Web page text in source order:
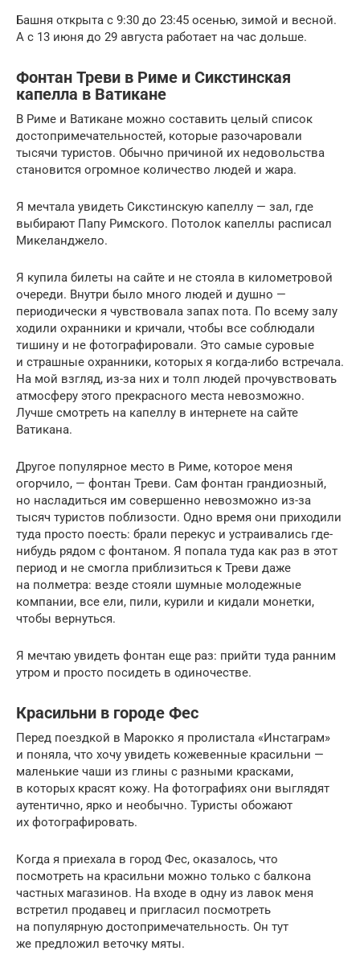
Башня открыта с 9:30 до 23:45 осенью, зимой и весной.
А с 13 июня до 29 августа работает на час дольше.
Фонтан Треви в Риме и Сикстинская
капелла в Ватикане
В Риме и Ватикане можно составить целый список
достопримечательностей, которые разочаровали
тысячи туристов. Обычно причиной их недовольства
становится огромное количество людей и жара.
Я мечтала увидеть Сикстинскую капеллу — зал, где
выбирают Папу Римского. Потолок капеллы расписал
Микеланджело.
Я купила билеты на сайте и не стояла в километровой
очереди. Внутри было много людей и душно —
периодически я чувствовала запах пота. По всему залу
ходили охранники и кричали, чтобы все соблюдали
тишину и не фотографировали. Это самые суровые
и страшные охранники, которых я когда-либо встречала.
На мой взгляд, из-за них и толп людей прочувствовать
атмосферу этого прекрасного места невозможно.
Лучше смотреть на капеллу в интернете на сайте
Ватикана.
Другое популярное место в Риме, которое меня
огорчило, — фонтан Треви. Сам фонтан грандиозный,
но насладиться им совершенно невозможно из-за
тысяч туристов поблизости. Одно время они приходили
туда просто поесть: брали перекус и устраивались где-
нибудь рядом с фонтаном. Я попала туда как раз в этот
период и не смогла приблизиться к Треви даже
на полметра: везде стояли шумные молодежные
компании, все ели, пили, курили и кидали монетки,
чтобы вернуться.
Я мечтаю увидеть фонтан еще раз: прийти туда ранним
утром и просто посидеть в одиночестве.
Красильни в городе Фес
Перед поездкой в Марокко я пролистала «Инстаграм»
и поняла, что хочу увидеть кожевенные красильни —
маленькие чаши из глины с разными красками,
в которых красят кожу. На фотографиях они выглядят
аутентично, ярко и необычно. Туристы обожают
их фотографировать.
Когда я приехала в город Фес, оказалось, что
посмотреть на красильни можно только с балкона
частных магазинов. На входе в одну из лавок меня
встретил продавец и пригласил посмотреть
на популярную достопримечательность. Он тут
же предложил веточку мяты.